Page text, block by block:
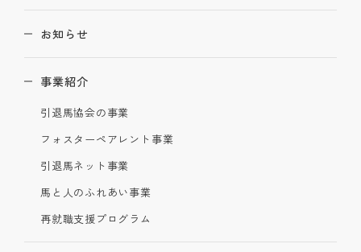
お知らせ
事業紹介
引退馬協会の事業
フォスターペアレント事業
引退馬ネット事業
馬と人のふれあい事業
再就職支援プログラム